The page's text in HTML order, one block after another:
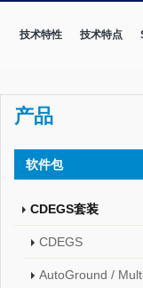
技术特性 技术特点
产品
软件包
CDEGS套装
CDEGS
AutoGround /